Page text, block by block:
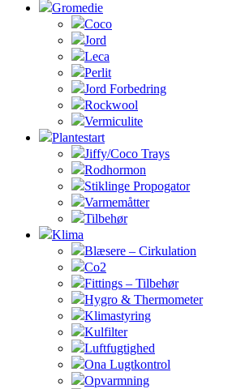
Gromedie
Coco
Jord
Leca
Perlit
Jord Forbedring
Rockwool
Vermiculite
Plantestart
Jiffy/Coco Trays
Rodhormon
Stiklinge Propogator
Varmemåtter
Tilbehør
Klima
Blæsere – Cirkulation
Co2
Fittings – Tilbehør
Hygro & Thermometer
Klimastyring
Kulfilter
Luftfugtighed
Ona Lugtkontrol
Opvarmning